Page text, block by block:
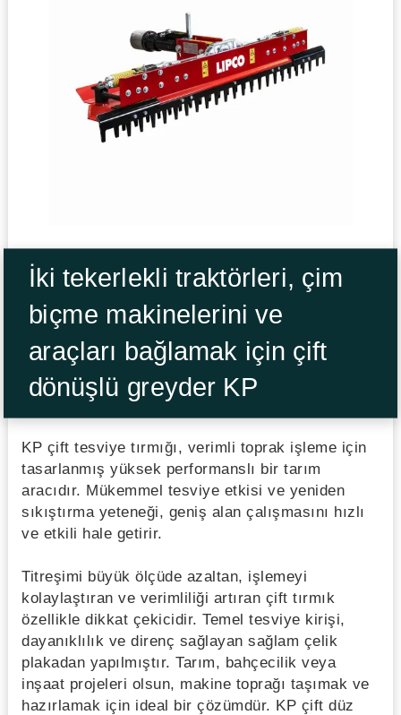
İki tekerlekli traktörleri, çim
biçme makinelerini ve
araçları bağlamak için çift
dönüşlü greyder KP
KP çift tesviye tırmığı, verimli toprak işleme için
tasarlanmış yüksek performanslı bir tarım
aracıdır. Mükemmel tesviye etkisi ve yeniden
sıkıştırma yeteneği, geniş alan çalışmasını hızlı
ve etkili hale getirir.
Titreşimi büyük ölçüde azaltan, işlemeyi
kolaylaştıran ve verimliliği artıran çift tırmık
özellikle dikkat çekicidir. Temel tesviye kirişi,
dayanıklılık ve direnç sağlayan sağlam çelik
plakadan yapılmıştır. Tarım, bahçecilik veya
inşaat projeleri olsun, makine toprağı taşımak ve
hazırlamak için ideal bir çözümdür. KP çift düz